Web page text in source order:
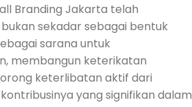
Branding Jakarta telah
sekadar sebagai bentuk
sarana untuk
membangun keterikatan
keterlibatan aktif dari
yang signifikan dalam